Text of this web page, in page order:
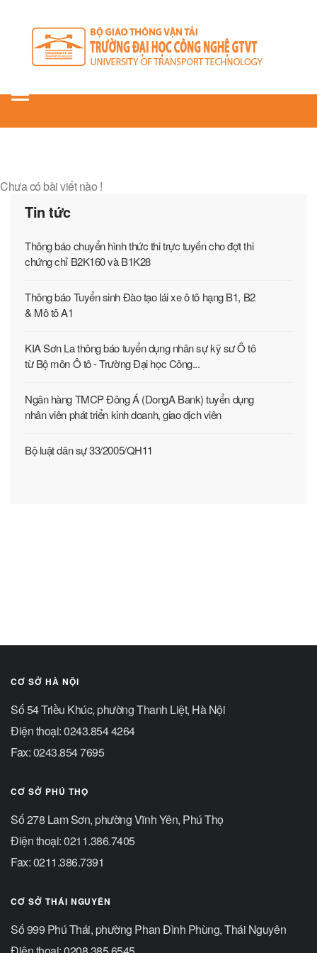
Toggle
Chưa có bài viết nào !
Tin tức
Thông báo chuyển hình thức thi trực tuyến cho đợt thi
chứng chỉ B2K160 và B1K28
Thông báo Tuyển sinh Đào tạo lái xe ô tô hạng B1, B2
& Mô tô A1
KIA Sơn La thông báo tuyển dụng nhân sự kỹ sư Ô tô
từ Bộ môn Ô tô - Trường Đại học Công...
Ngân hàng TMCP Đông Á (DongA Bank) tuyển dụng
nhân viên phát triển kinh doanh, giao dịch viên
Bộ luật dân sự 33/2005/QH11
CƠ SỞ HÀ NỘI
Số 54 Triều Khúc, phường Thanh Liệt, Hà Nội
Điện thoại: 0243.854 4264
Fax: 0243.854 7695
CƠ SỞ PHÚ THỌ
Số 278 Lam Sơn, phường Vĩnh Yên, Phú Thọ
Điện thoại: 0211.386.7405
Fax: 0211.386.7391
CƠ SỞ THÁI NGUYÊN
Số 999 Phú Thái, phường Phan Đình Phùng, Thái Nguyên